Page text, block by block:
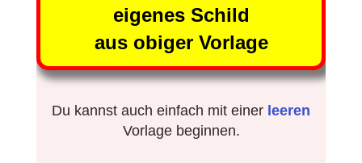
eigenes Schild
aus obiger Vorlage
Du kannst auch einfach mit einer leeren
Vorlage beginnen.